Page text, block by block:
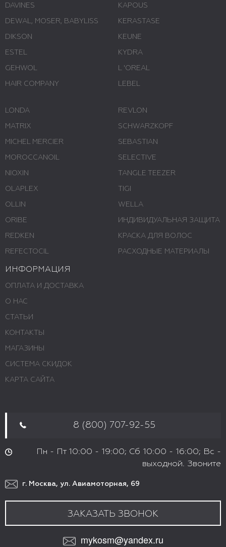
DAVINES
DEWAL, MOSER, BABYLISS
DIKSON
ESTEL
GEHWOL
HAIR COMPANY
KAPOUS
KERASTASE
KEUNE
KYDRA
L 'ОREAL
LEBEL
LONDA
MATRIX
MICHEL MERCIER
MOROCCANOIL
NIOXIN
OLAPLEX
OLLIN
ORIBE
REDKEN
REFECTOCIL
REVLON
SCHWARZKOPF
SEBASTIAN
SELECTIVE
TANGLE TEEZER
TIGI
WELLA
ИНДИВИДУАЛЬНАЯ ЗАЩИТА
КРАСКА ДЛЯ ВОЛОС
РАСХОДНЫЕ МАТЕРИАЛЫ
ИНФОРМАЦИЯ
ОПЛАТА И ДОСТАВКА
О НАС
СТАТЬИ
КОНТАКТЫ
МАГАЗИНЫ
СИСТЕМА СКИДОК
КАРТА САЙТА
8 (800) 707-92-55
Пн - Пт 10:00 - 19:00; Сб 10:00 - 16:00; Вс -
выходной. Звоните
г. Москва, ул. Авиамоторная, 69
ЗАКАЗАТЬ ЗВОНОК
mykosm@yandex.ru